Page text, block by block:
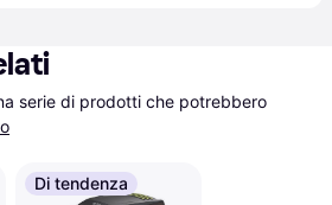
serie di prodotti che potrebbero
Di tendenza